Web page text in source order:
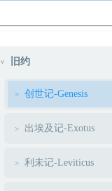
旧约
创世记-Genesis
出埃及记-Exotus
利未记-Leviticus